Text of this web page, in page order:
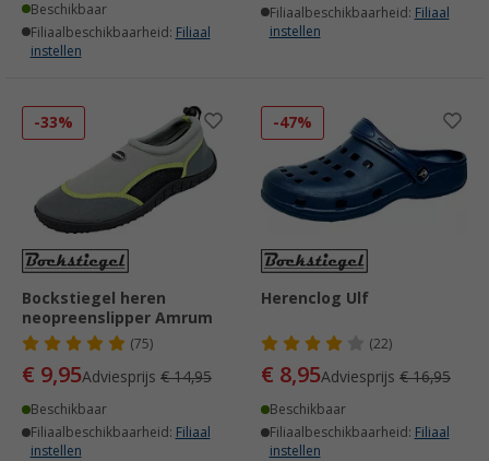
Beschikbaar
Filiaalbeschikbaarheid: Filiaal
instellen
Filiaalbeschikbaarheid: Filiaal
instellen
-33%
Bockstiegel heren
neopreenslipper Amrum
(75)
€ 9,95Adviesprijs € 14,95
Beschikbaar
Filiaalbeschikbaarheid: Filiaal
instellen
-47%
Herenclog Ulf
(22)
€ 8,95Adviesprijs € 16,95
Beschikbaar
Filiaalbeschikbaarheid: Filiaal
instellen